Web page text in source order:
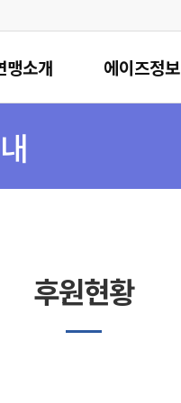
맹소개 에이즈정보
후원현황